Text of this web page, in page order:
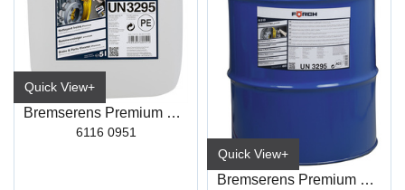
Quick View+
Bremserens Premium R510 5L
6116 0951
Quick View+
Bremserens Premium R510 60L